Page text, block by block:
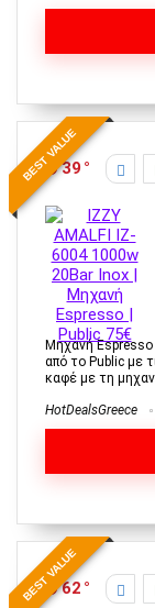
BEST VALUE
39
Μηχανή
από το Public με
καφέ με τη
HotDealsGreece
BEST VALUE
62